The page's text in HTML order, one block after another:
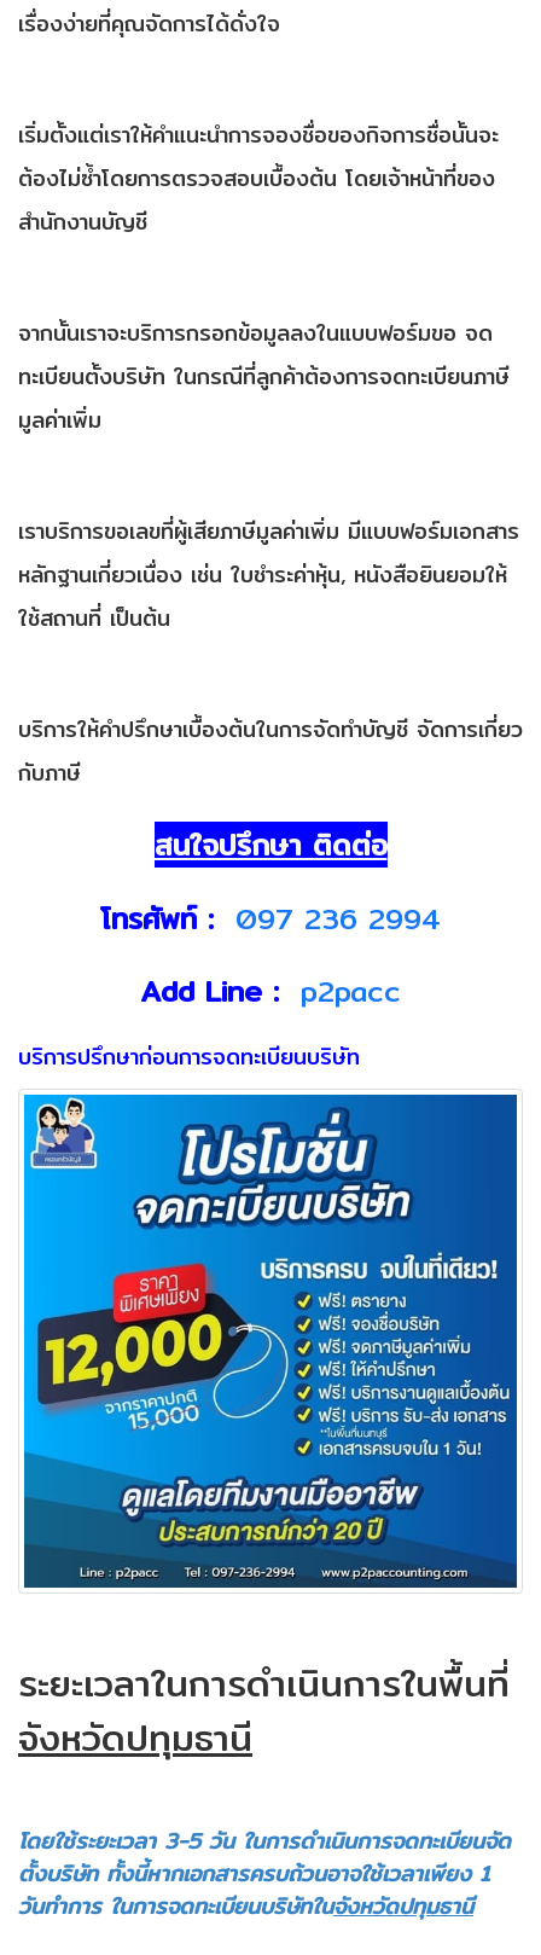
เรื่องง่ายที่คุณจัดการได้ดั่งใจ
เริ่มตั้งแต่เราให้คำแนะนำการจองชื่อของกิจการชื่อนั้นจะ
ต้องไม่ซ้ำโดยการตรวจสอบเบื้องต้น โดยเจ้าหน้าที่ของ
สำนักงานบัญชี
จากนั้นเราจะบริการกรอกข้อมูลลงในแบบฟอร์มขอ จด
ทะเบียนตั้งบริษัท ในกรณีที่ลูกค้าต้องการจดทะเบียนภาษี
มูลค่าเพิ่ม
เราบริการขอเลขที่ผู้เสียภาษีมูลค่าเพิ่ม มีแบบฟอร์มเอกสาร
หลักฐานเกี่ยวเนื่อง เช่น ใบชำระค่าหุ้น, หนังสือยินยอมให้
ใช้สถานที่ เป็นต้น
บริการให้คำปรึกษาเบื้องต้นในการจัดทำบัญชี จัดการเกี่ยว
กับภาษี
สนใจปรึกษา ติดต่อ
โทรศัพท์ : 097 236 2994
Add Line : p2pacc
บริการปรึกษาก่อนการจดทะเบียนบริษัท
ระยะเวลาในการดำเนินการในพื้นที่
จังหวัดปทุมธานี
โดยใช้ระยะเวลา 3-5 วัน ในการดำเนินการจดทะเบียนจัด
ตั้งบริษัททั้งนี้หากเอกสารครบถ้วนอาจใช้เวลาเพียง 1
วันทำการ ในการจดทะเบียนบริษัทในจังหวัดปทุมธานี